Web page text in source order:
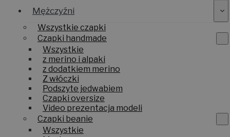
Mężczyźni
Wszystkie czapki
Czapki handmade
Wszystkie
z merino i alpaki
z dodatkiem merino
Z włóczki
Podszyte jedwabiem
Czapki oversize
Video prezentacja modeli
Czapki beanie
Wszystkie